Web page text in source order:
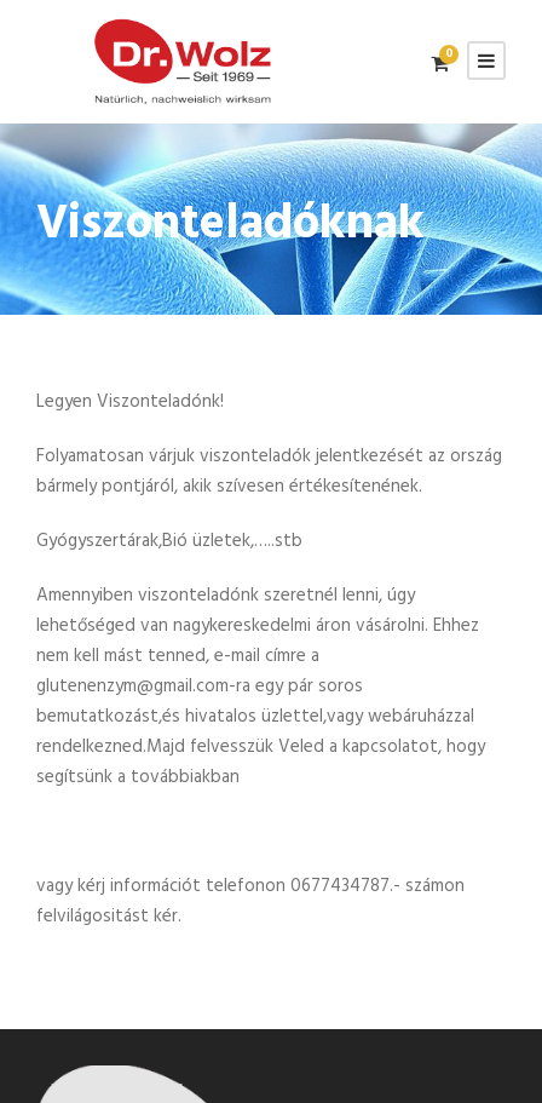
0
Viszonteladóknak
Legyen Viszonteladónk!
Folyamatosan várjuk viszonteladók jelentkezését az ország
bármely pontjáról, akik szívesen értékesítenének.
Gyógyszertárak,Bió üzletek,…..stb
Amennyiben viszonteladónk szeretnél lenni, úgy
lehetőséged van nagykereskedelmi áron vásárolni. Ehhez
nem kell mást tenned, e-mail címre a
glutenenzym@gmail.com-ra egy pár soros
bemutatkozást,és hivatalos üzlettel,vagy webáruházzal
rendelkezned.Majd felvesszük Veled a kapcsolatot, hogy
segítsünk a továbbiakban
vagy kérj információt telefonon 0677434787.- számon
felvilágositást kér.